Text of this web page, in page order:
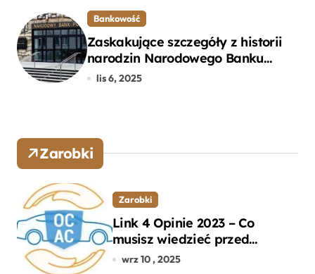
Bankowość
Zaskakujące szczegóły z historii
narodzin Narodowego Banku
Polskiego, o których mogłeś nie
lis 6, 2025
Zarobki
Zarobki
Link 4 Opinie 2023 – Co
musisz wiedzieć przed
wyborem ubezpieczenia OC i
wrz 10 , 2025